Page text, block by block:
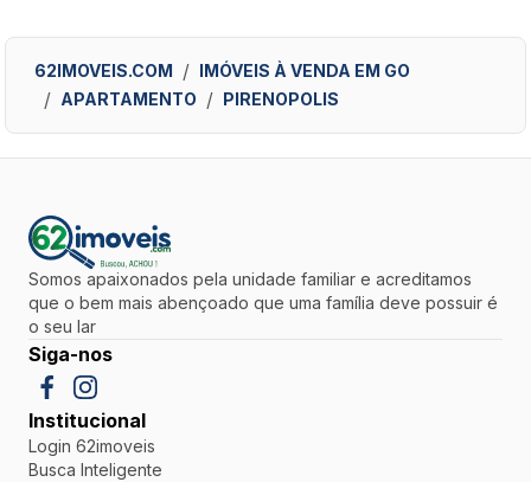
62IMOVEIS.COM
IMÓVEIS À VENDA EM GO
APARTAMENTO
PIRENOPOLIS
Somos apaixonados pela unidade familiar e acreditamos
que o bem mais abençoado que uma família deve possuir é
o seu lar
Siga-nos
Institucional
Login 62imoveis
Busca Inteligente